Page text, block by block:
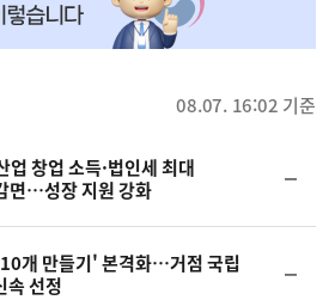
08.07. 16:02 기준
업 창업 소득·법인세 최대
면…성장 지원 강화
일
개 만들기' 본격화…거점 국립
속 선정